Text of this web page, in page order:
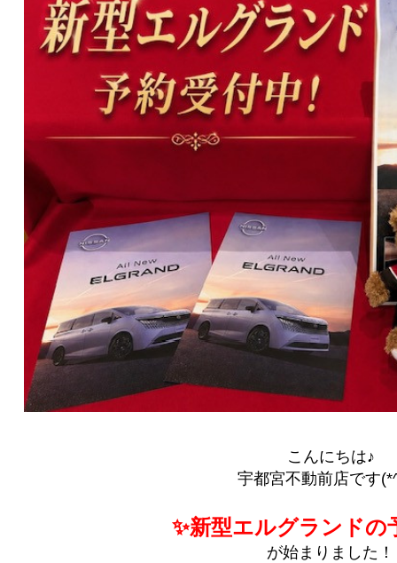
こんにちは♪
宇都宮不動前店です
✨新型エルグランドの
が始まりました！